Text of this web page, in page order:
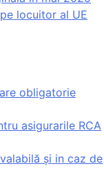
locuitor al UE
obligatorie
asigurarile RCA
și in caz de